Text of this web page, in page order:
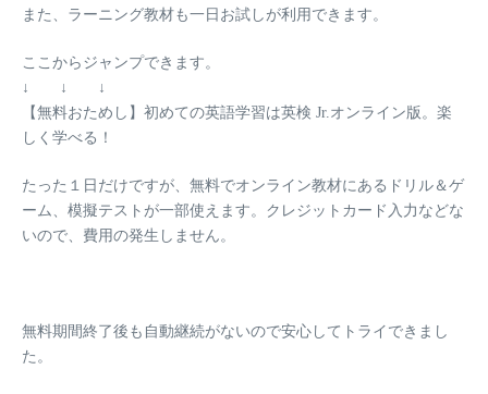
また、ラーニング教材も一日お試しが利用できます。
ここからジャンプできます。
↓ ↓ ↓
【無料おためし】初めての英語学習は英検 Jr.オンライン版。楽
しく学べる！
たった１日だけですが、無料でオンライン教材にあるドリル＆ゲ
ーム、模擬テストが一部使えます。 クレジットカード入力などな
いので、費用の発生しません。
無料期間終了後も自動継続がないので安心してトライできまし
た。